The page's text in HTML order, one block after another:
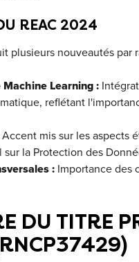
REAC 2024
plusieurs nouveautés par
Learning :
reflétant
mis sur les aspects
la Protection des
:Importance des
DU TITRE